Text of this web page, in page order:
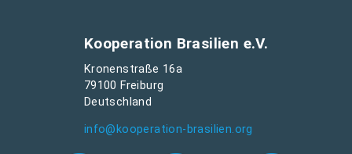
Kooperation Brasilien e.V.
Kronenstraße 16a
79100 Freiburg
Deutschland
info@kooperation-brasilien.org